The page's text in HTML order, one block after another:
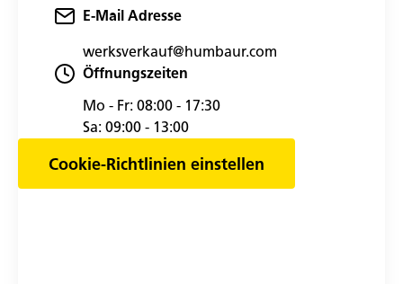
E-Mail Adresse
werksverkauf@humbaur.com
Öffnungszeiten
Mo - Fr: 08:00 - 17:30
Sa: 09:00 - 13:00
Cookie-Richtlinien einstellen